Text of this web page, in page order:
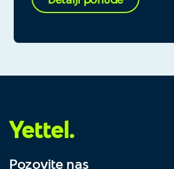
Yettel.
Pozovite nas